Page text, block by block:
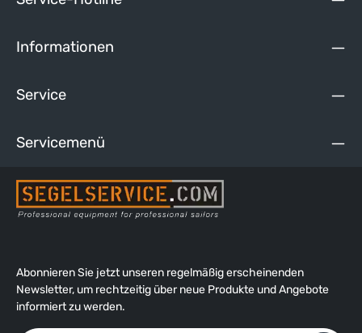
Informationen
Service
Servicemenü
Abonnieren Sie jetzt unseren regelmäßig erscheinenden
Newsletter, um rechtzeitig über neue Produkte und Angebote
informiert zu werden.